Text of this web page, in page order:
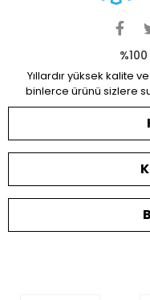
Yıllardır yüksek kalite
binlerce ürünü sizlere